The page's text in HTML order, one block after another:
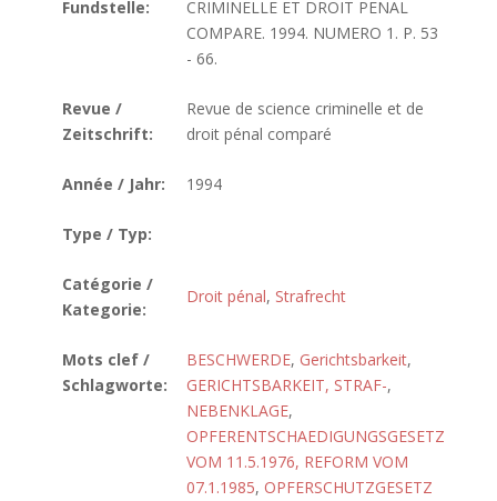
Fundstelle:
CRIMINELLE ET DROIT PENAL
COMPARE. 1994. NUMERO 1. P. 53
- 66.
Revue /
Zeitschrift:
Revue de science criminelle et de
droit pénal comparé
Année / Jahr: 1994
Type / Typ:
Catégorie /
Kategorie:
Droit pénal, Strafrecht
Mots clef /
Schlagworte:
BESCHWERDE, Gerichtsbarkeit,
GERICHTSBARKEIT, STRAF-,
NEBENKLAGE,
OPFERENTSCHAEDIGUNGSGESETZ
VOM 11.5.1976, REFORM VOM
07.1.1985, OPFERSCHUTZGESETZ